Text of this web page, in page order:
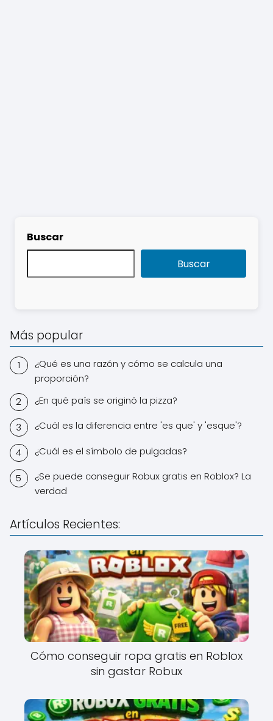
Buscar
Buscar
Más popular
¿Qué es una razón y cómo se calcula una
proporción?
¿En qué país se originó la pizza?
¿Cuál es la diferencia entre 'es que' y 'esque'?
¿Cuál es el símbolo de pulgadas?
¿Se puede conseguir Robux gratis en Roblox? La
verdad
Artículos Recientes:
Cómo conseguir ropa gratis en Roblox
sin gastar Robux